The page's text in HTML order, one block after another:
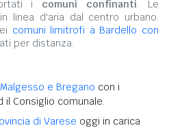
i comuni confinanti. Le
linea d'aria dal centro urbano.
comuni limitrofi a Bardello con
per distanza.
e Bregano con i
Consiglio comunale.
di Varese oggi in carica